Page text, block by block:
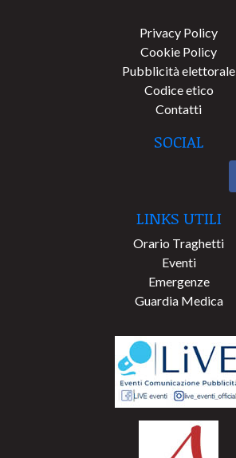
Privacy Policy
Cookie Policy
Pubblicità elettorale
Codice etico
Contatti
SOCIAL
LINKS UTILI
Orario Traghetti
Eventi
Emergenze
Guardia Medica